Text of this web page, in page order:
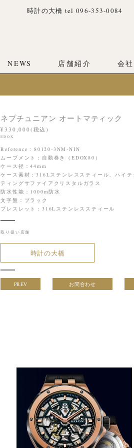
時計の大橋 tel 096-353-0084
NEWS 店舗紹介 会
ネプチュニアン オートマティック
¥330,000(税込)
EDOX
Reference : 80120-3NM-NIN
ムーブメント：自動巻き（EDOX80）
ケース径：44mm
ケース素材：316Lステンレススティール、ハイ
ティングサファイアクリスタルガラス
防水性能：1000m防水
文字盤：ブラック
ブレスレット：316Lステンレススティール
取り扱い店舗
時計の大橋
PREV お問合わせ